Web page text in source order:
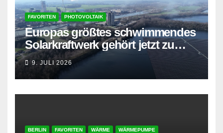
FAVORITEN PHOTOVOLTAIK
Europas größtes schwimmendes
Solarkraftwerk gehört jetzt zu
AMPYR
9. JULI 2026
BERLIN FAVORITEN WÄRME WÄRMEPUMPE